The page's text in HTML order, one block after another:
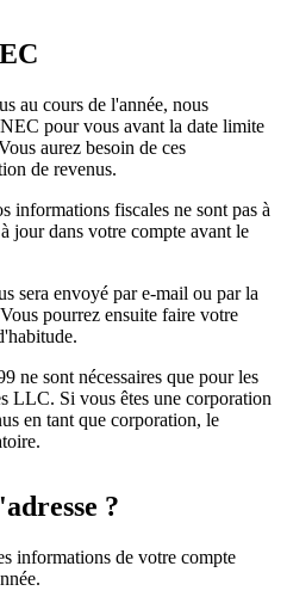
au cours de l'année, nous
pour vous avant la date limite
aurez besoin de ces
de revenus.
informations fiscales ne sont pas à
jour dans votre compte avant le
sera envoyé par e-mail ou par la
pourrez ensuite faire votre
ne sont nécessaires que pour les
LLC. Si vous êtes une corporation
en tant que corporation, le
?
informations de votre compte